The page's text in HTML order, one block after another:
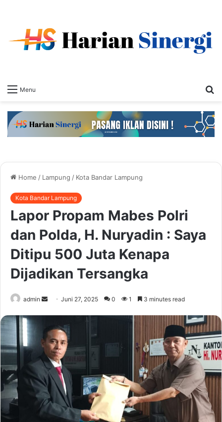
Menu
Home / Lampung / Kota Bandar Lampung
Kota Bandar Lampung
Lapor Propam Mabes Polri
dan Polda, H. Nuryadin : Saya
Ditipu 500 Juta Kenapa
Dijadikan Tersangka
admin
SendJuni 27, 2025 0 1 3 minutes read